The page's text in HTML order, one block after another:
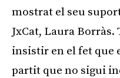
mostrat el seu
JxCat, Laura
insistir en el fet que
partit que no sigui